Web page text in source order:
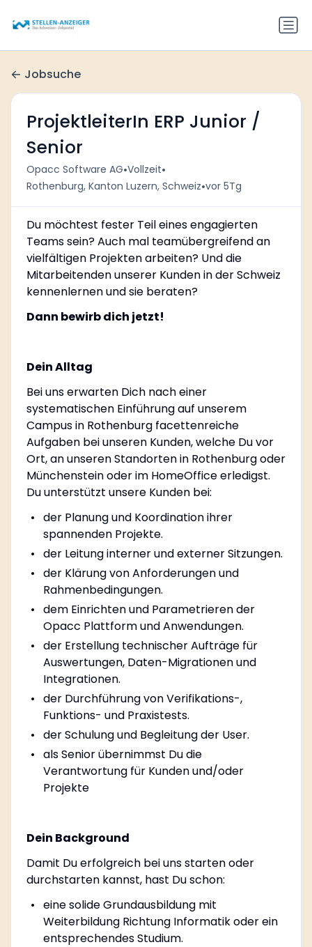
Jobsuche
ProjektleiterIn ERP Junior /
Senior
Opacc Software AG•Vollzeit•
Rothenburg, Kanton Luzern, Schweiz•vor 5Tg
Du möchtest fester Teil eines engagierten
Teams sein? Auch mal teamübergreifend an
vielfältigen Projekten arbeiten? Und die
Mitarbeitenden unserer Kunden in der Schweiz
kennenlernen und sie beraten?
Dann bewirb dich jetzt!
Dein Alltag
Bei uns erwarten Dich nach einer
systematischen Einführung auf unserem
Campus in Rothenburg facettenreiche
Aufgaben bei unseren Kunden, welche Du vor
Ort, an unseren Standorten in Rothenburg oder
Münchenstein oder im HomeOffice erledigst.
Du unterstützt unsere Kunden bei:
der Planung und Koordination ihrer
spannenden Projekte.
der Leitung interner und externer Sitzungen.
der Klärung von Anforderungen und
Rahmenbedingungen.
dem Einrichten und Parametrieren der
Opacc Plattform und Anwendungen.
der Erstellung technischer Aufträge für
Auswertungen, Daten-Migrationen und
Integrationen.
der Durchführung von Verifikations-,
Funktions- und Praxistests.
der Schulung und Begleitung der User.
als Senior übernimmst Du die
Verantwortung für Kunden und/oder
Projekte
Dein Background
Damit Du erfolgreich bei uns starten oder
durchstarten kannst, hast Du schon:
eine solide Grundausbildung mit
Weiterbildung Richtung Informatik oder ein
entsprechendes Studium.